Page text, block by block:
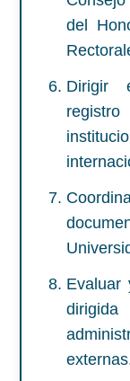
del
Dirigir
Evaluar